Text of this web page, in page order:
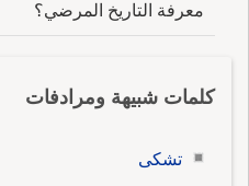
معرفة التاريخ المرضي؟
كلمات شبيهة ومرادفات
تشكى